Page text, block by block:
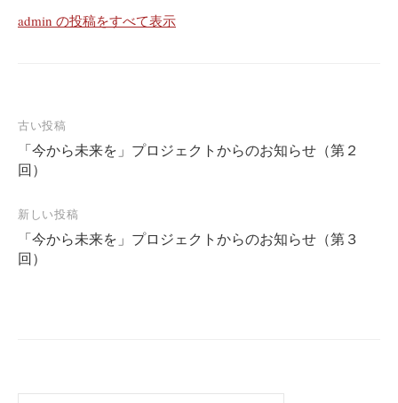
admin の投稿をすべて表示
投
稿
ナ
ビ
ゲ
ー
古い投稿
「今から未来を」プロジェクトからのお知らせ（第２
回）
新しい投稿
「今から未来を」プロジェクトからのお知らせ（第３
回）